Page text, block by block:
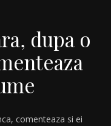
dupa o